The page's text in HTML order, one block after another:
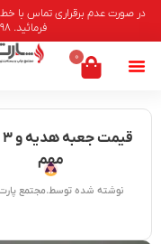
در صورت عدم برقراری تماس با
فرمائید. 88500898-021 | 9542026 - 0903
0
مهم
نوشته شده توسط.مجتمع